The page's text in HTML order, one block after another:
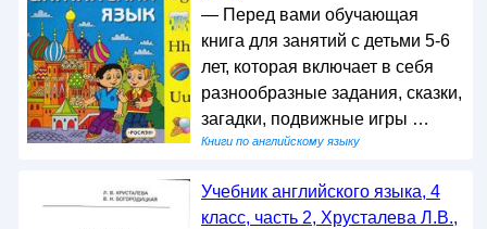
— Перед вами обучающая
книга для занятий с детьми 5-6
лет, которая включает в себя
разнообразные задания, сказки,
загадки, подвижные игры …
Книги по английскому языку
Учебник английского языка, 4
класс, часть 2, Хрусталева Л.В.,